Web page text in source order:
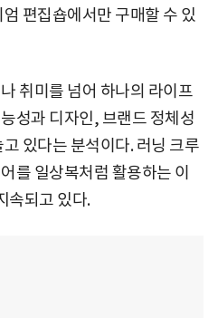
편집숍에서만 구매할 수 있
취미를 넘어 하나의 라이프
성과 디자인, 브랜드 정체성
있다는 분석이다. 러닝 크루
를 일상복처럼 활용하는 이
속되고 있다.